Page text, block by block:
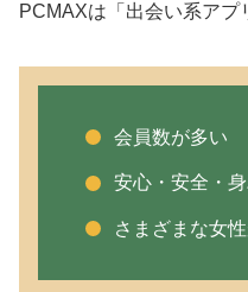
PCMAXは「出会い系アプ
会員数が多い
安心・安全・
さまざまな女